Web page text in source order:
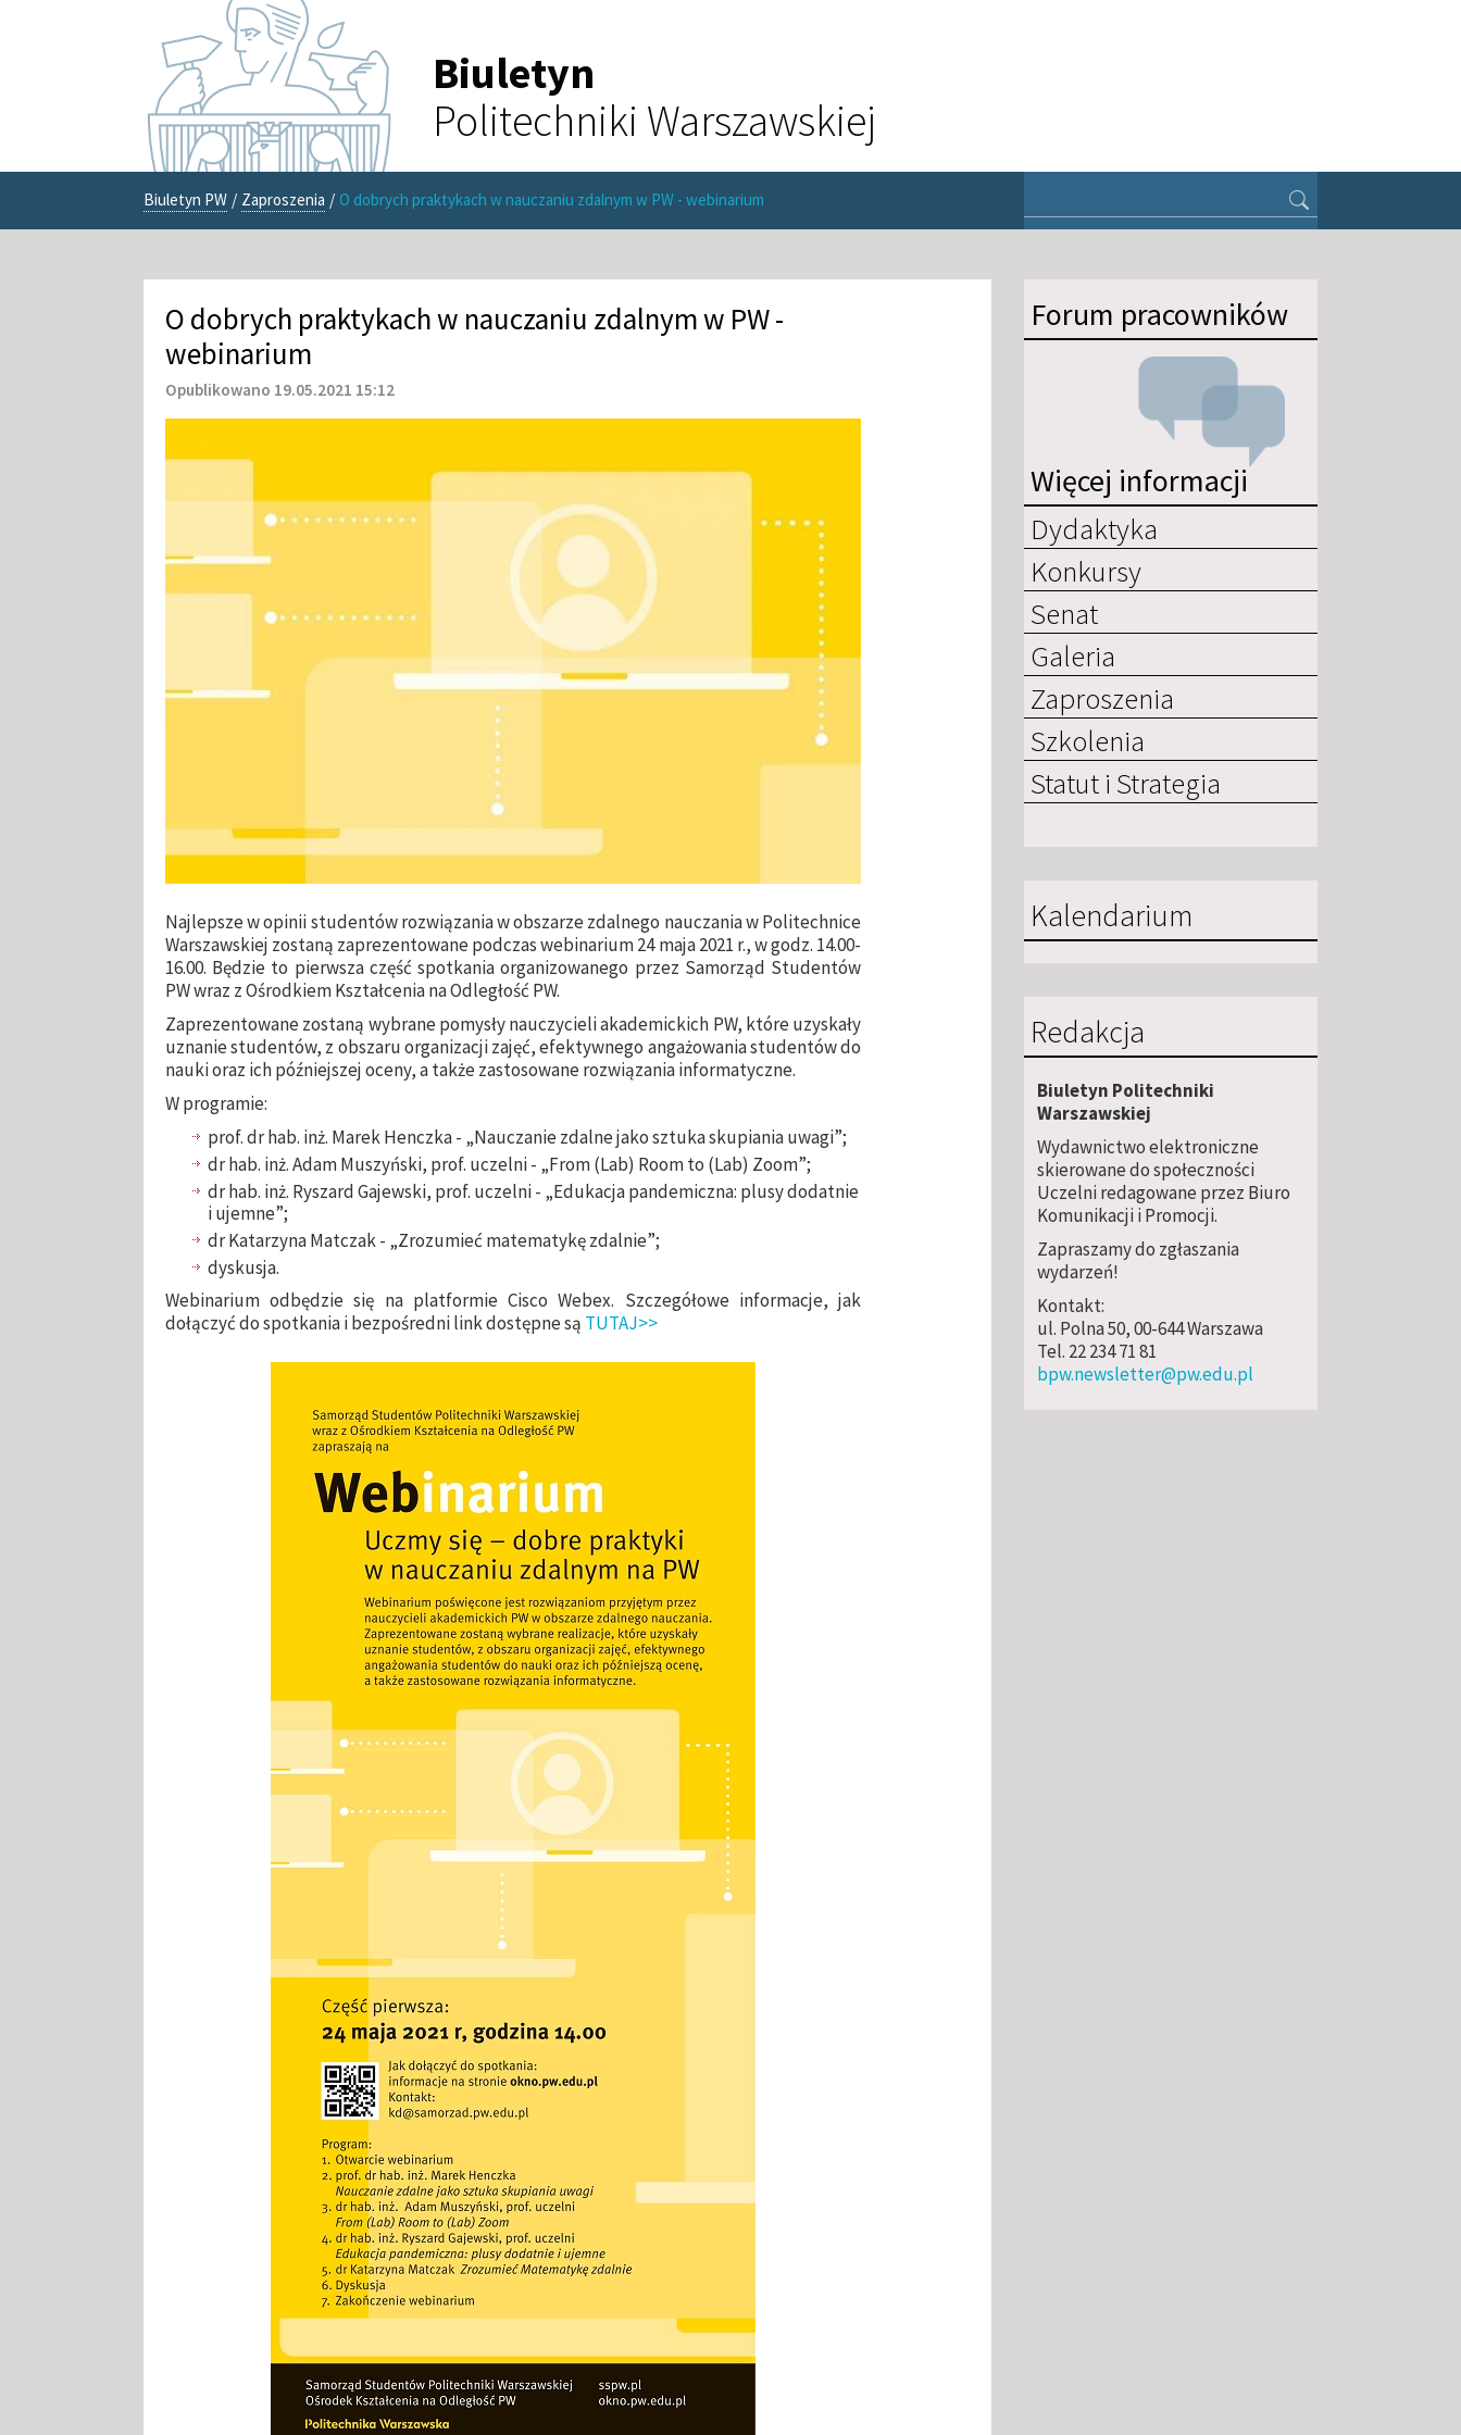
Biuletyn
Politechniki Warszawskiej
Biuletyn PW / Zaproszenia / O dobrych praktykach w nauczaniu zdalnym w PW - webinarium
O dobrych praktykach w nauczaniu zdalnym w PW -
webinarium
Opublikowano 19.05.2021 15:12
Najlepsze w opinii studentów rozwiązania w obszarze zdalnego nauczania w Politechnice
Warszawskiej zostaną zaprezentowane podczas webinarium 24 maja 2021 r., w godz. 14.00-
16.00. Będzie to pierwsza część spotkania organizowanego przez Samorząd Studentów
PW wraz z Ośrodkiem Kształcenia na Odległość PW.
Zaprezentowane zostaną wybrane pomysły nauczycieli akademickich PW, które uzyskały
uznanie studentów, z obszaru organizacji zajęć, efektywnego angażowania studentów do
nauki oraz ich późniejszej oceny, a także zastosowane rozwiązania informatyczne.
W programie:
prof. dr hab. inż. Marek Henczka - „Nauczanie zdalne jako sztuka skupiania uwagi”;
dr hab. inż. Adam Muszyński, prof. uczelni - „From (Lab) Room to (Lab) Zoom”;
dr hab. inż. Ryszard Gajewski, prof. uczelni - „Edukacja pandemiczna: plusy dodatnie
i ujemne”;
dr Katarzyna Matczak - „Zrozumieć matematykę zdalnie”;
dyskusja.
Webinarium odbędzie się na platformie Cisco Webex. Szczegółowe informacje, jak
dołączyć do spotkania i bezpośredni link dostępne są TUTAJ>>
Forum pracowników
Więcej informacji
Dydaktyka
Konkursy
Senat
Galeria
Zaproszenia
Szkolenia
Statut i Strategia
Kalendarium
Redakcja
Biuletyn Politechniki
Warszawskiej
Wydawnictwo elektroniczne
skierowane do społeczności
Uczelni redagowane przez Biuro
Komunikacji i Promocji.
Zapraszamy do zgłaszania
wydarzeń!
Kontakt:
ul. Polna 50, 00-644 Warszawa
Tel. 22 234 71 81
bpw.newsletter@pw.edu.pl